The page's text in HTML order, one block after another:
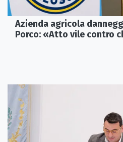
Azienda agricola
Porco: «Atto vile contro